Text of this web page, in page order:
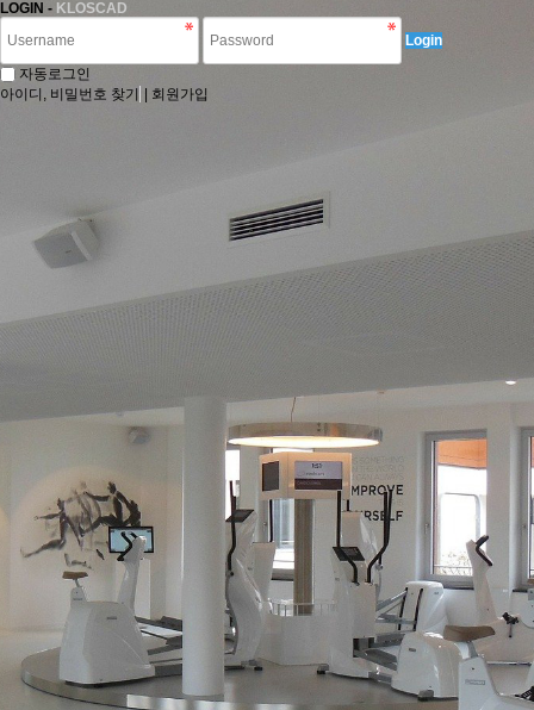
LOGIN - KLOSCAD
Login
자동로그인
아이디, 비밀번호 찾기
회원가입